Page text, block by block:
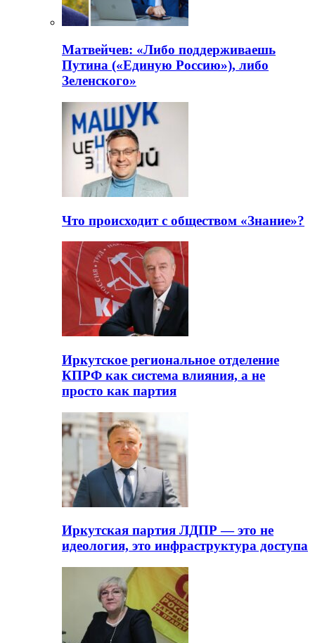
Матвейчев: «Либо поддерживаешь
Путина («Единую Россию»), либо
Зеленского»
Что происходит с обществом «Знание»?
Иркутское региональное отделение
КПРФ как система влияния, а не
просто как партия
Иркутская партия ЛДПР — это не
идеология, это инфраструктура доступа